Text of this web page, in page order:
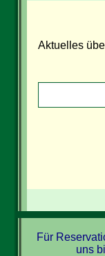
Aktuelles
Für
uns